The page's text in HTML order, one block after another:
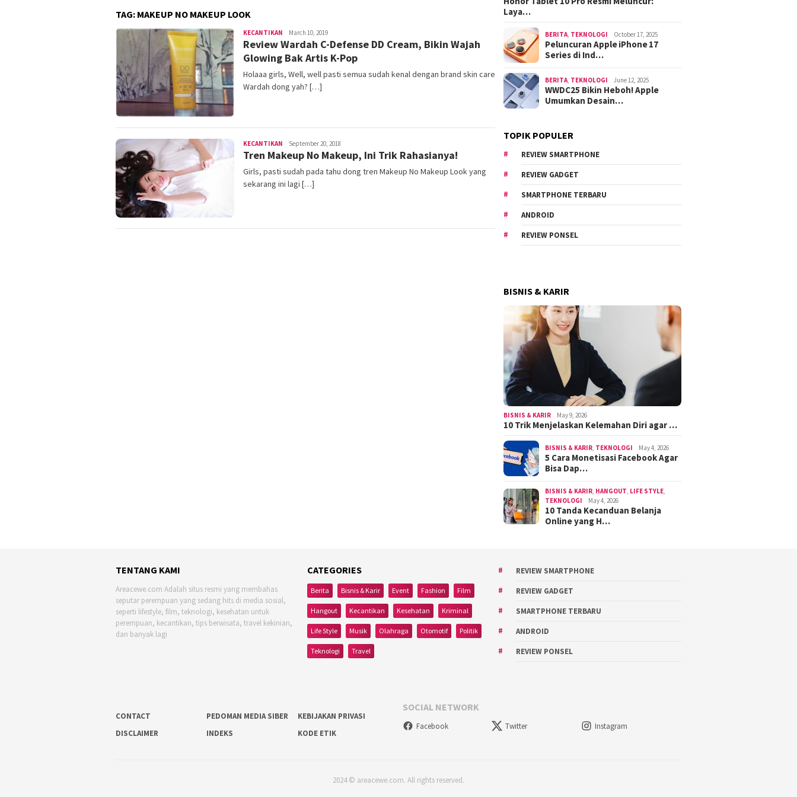
TAG: MAKEUP NO MAKEUP LOOK
KECANTIKAN Area
Cewe
March 10, 2019
Review Wardah C-Defense DD Cream, Bikin Wajah
Glowing Bak Artis K-Pop
Holaaa girls, Well, well pasti semua sudah kenal dengan brand skin care
Wardah dong yah? […]
KECANTIKAN Area
Cewe
September 20, 2018
Tren Makeup No Makeup, Ini Trik Rahasianya!
Girls, pasti sudah pada tahu dong tren Makeup No Makeup Look yang
sekarang ini lagi […]
Laya…
BERITA TEKNOLOGI October 17, 2025
Peluncuran Apple iPhone 17
Series di Ind…
BERITA TEKNOLOGI June 12, 2025
WWDC25 Bikin Heboh! Apple
Umumkan Desain…
TOPIK POPULER
REVIEW SMARTPHONE
REVIEW GADGET
SMARTPHONE TERBARU
ANDROID
REVIEW PONSEL
BISNIS & KARIR
BISNIS & KARIR May 9, 2026
10 Trik Menjelaskan Kelemahan Diri agar …
BISNIS & KARIR TEKNOLOGI May 4, 2026
5 Cara Monetisasi Facebook Agar
Bisa Dap…
BISNIS & KARIR HANGOUT LIFE STYLE
TEKNOLOGI
May 4, 2026
10 Tanda Kecanduan Belanja
Online yang H…
TENTANG KAMI
Areacewe.com Adalah situs resmi yang membahas
seputar perempuan yang sedang hits di media sosial,
seperti lifestyle, film, teknologi, kesehatan untuk
perempuan, kecantikan, tips berwisata, travel kekinian,
dan banyak lagi
CATEGORIES
Berita Bisnis & Karir Event Fashion Film
Hangout Kecantikan Kesehatan Kriminal
Life Style Musik Olahraga Otomotif Politik
Teknologi Travel
REVIEW SMARTPHONE
REVIEW GADGET
SMARTPHONE TERBARU
ANDROID
REVIEW PONSEL
CONTACT PEDOMAN MEDIA SIBER
KEBIJAKAN PRIVASI
DISCLAIMER
INDEKS KODE ETIK
SOCIAL NETWORK
Facebook Twitter Instagram
2024 © areacewe.com. All rights reserved.